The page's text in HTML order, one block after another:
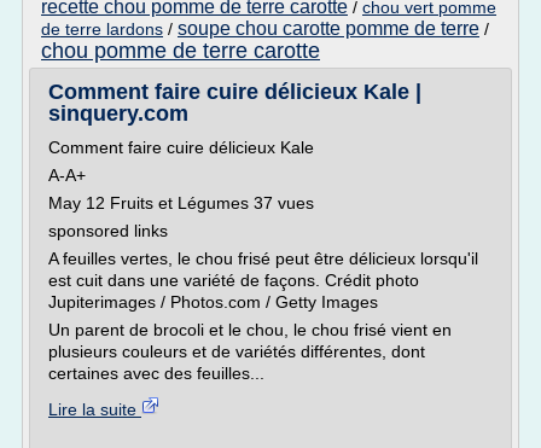
recette chou pomme de terre carotte / chou vert pomme
de terre lardons / soupe chou carotte pomme de terre /
chou pomme de terre carotte
Comment faire cuire délicieux Kale |
sinquery.com
Comment faire cuire délicieux Kale
A-A+
May 12 Fruits et Légumes 37 vues
sponsored links
A feuilles vertes, le chou frisé peut être délicieux lorsqu'il
est cuit dans une variété de façons. Crédit photo
Jupiterimages / Photos.com / Getty Images
Un parent de brocoli et le chou, le chou frisé vient en
plusieurs couleurs et de variétés différentes, dont
certaines avec des feuilles...
Lire la suite